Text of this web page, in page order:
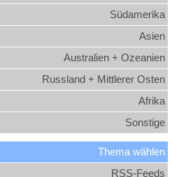
Südamerika
Asien
Australien + Ozeanien
Russland + Mittlerer Osten
Afrika
Sonstige
Thema wählen
RSS-Feeds